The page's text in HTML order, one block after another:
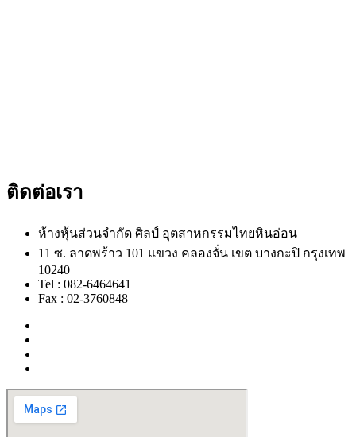
ติดต่อเรา
ห้างหุ้นส่วนจำกัด ศิลป์ อุตสาหกรรมไทยหินอ่อน
11 ซ. ลาดพร้าว 101 แขวง คลองจั่น เขต บางกะปิ กรุงเทพ
10240
Tel : 082-6464641
Fax : 02-3760848